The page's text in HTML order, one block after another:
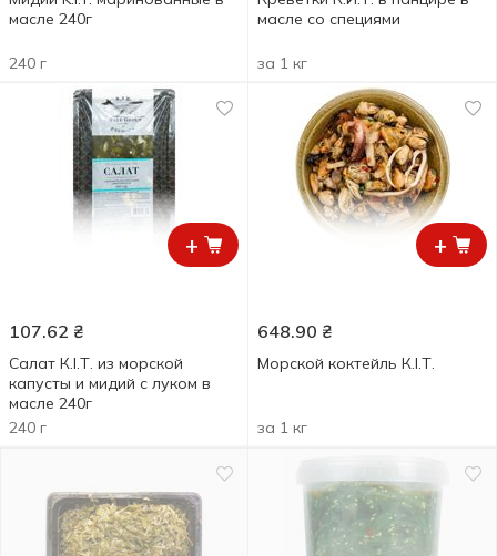
масле 240г
240 г
масле со специями
за 1 кг
+
107.62 ₴
Салат К.І.Т. из морской
капусты и мидий с луком в
масле 240г
240 г
+
648.90 ₴
Морской коктейль К.І.Т.
за 1 кг